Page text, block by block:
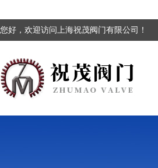
您好，欢迎访问上海祝茂阀门有限公司！